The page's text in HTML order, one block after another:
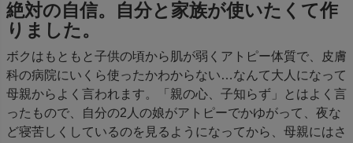
絶対の自信。自分と家族が使いたくて作
りました。
ボクはもともと子供の頃から肌が弱くアトピー体質で、皮膚
科の病院にいくら使ったかわからない…なんて大人になって
母親からよく言われます。「親の心、子知らず」とはよく言
ったもので、自分の2人の娘がアトピーでかゆがって、夜な
ど寝苦しくしているのを見るようになってから、母親にはさ